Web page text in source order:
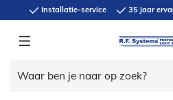
Installatie-service 35 jaar